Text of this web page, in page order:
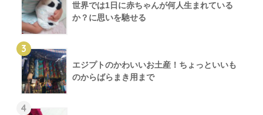
世界では1日に赤ちゃんが何人生まれている
か？に思いを馳せる
3
エジプトのかわいいお土産！ちょっといいも
のからばらまき用まで
4